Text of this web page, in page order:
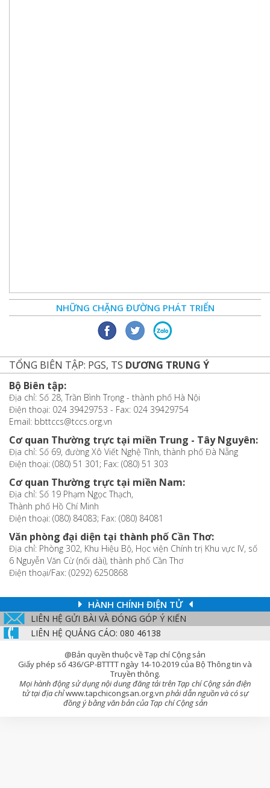
NHỮNG CHẶNG ĐƯỜNG PHÁT TRIỂN
TỔNG BIÊN TẬP: PGS, TS DƯƠNG TRUNG Ý
Bộ Biên tập:
Địa chỉ: Số 28, Trần Bình Trọng - thành phố Hà Nội
Điện thoại: 024 39429753 - Fax: 024 39429754
Email: bbttccs@tccs.org.vn
Cơ quan Thường trực tại miền Trung - Tây Nguyên:
Địa chỉ: Số 69, đường Xô Viết Nghệ Tĩnh, thành phố Đà Nẵng
Điện thoại: (080) 51 301; Fax: (080) 51 303
Cơ quan Thường trực tại miền Nam:
Địa chỉ: Số 19 Phạm Ngọc Thạch,
Thành phố Hồ Chí Minh
Điện thoại: (080) 84083; Fax: (080) 84081
Văn phòng đại diện tại thành phố Cần Thơ:
Địa chỉ: Phòng 302, Khu Hiệu Bộ, Học viện Chính trị Khu vực IV, số
6 Nguyễn Văn Cừ (nối dài), thành phố Cần Thơ
Điện thoại/Fax: (0292) 6250868
HÀNH CHÍNH ĐIỆN TỬ
LIÊN HỆ GỬI BÀI VÀ ĐÓNG GÓP Ý KIẾN
LIÊN HỆ QUẢNG CÁO: 080 46138
@Bản quyền thuộc về Tạp chí Cộng sản
Giấy phép số 436/GP-BTTTT ngày 14-10-2019 của Bộ Thông tin và
Truyền thông.
Mọi hành động sử dụng nội dung đăng tải trên Tạp chí Cộng sản điện
tử tại địa chỉwww.tapchicongsan.org.vn phải dẫn nguồn và có sự
đồng ý bằng văn bản của Tạp chí Cộng sản